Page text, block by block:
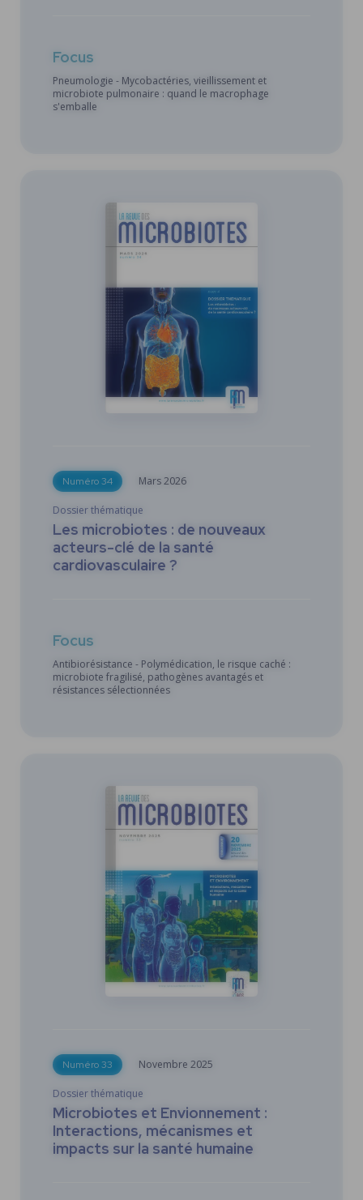
Focus
Pneumologie - Mycobactéries, vieillissement et
microbiote pulmonaire : quand le macrophage
s'emballe
Numéro 34 Mars2026
Dossier thématique
Les microbiotes : de nouveaux
acteurs-clé de la santé
cardiovasculaire ?
Focus
Antibiorésistance - Polymédication, le risque caché :
microbiote fragilisé, pathogènes avantagés et
résistances sélectionnées
Numéro 33 Novembre 2025
Dossier thématique
Microbiotes et Envionnement :
Interactions, mécanismes et
impacts sur la santé humaine